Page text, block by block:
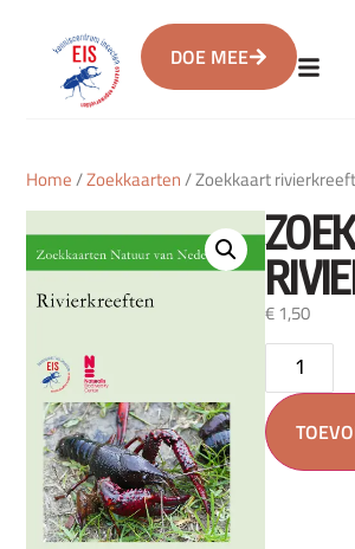
DOE MEE
Home/Zoekkaarten/ Zoekkaart
€1,50